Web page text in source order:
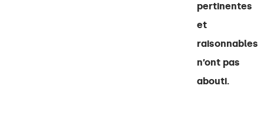
pertinentes
et
raisonnables
n’ont pas
abouti.